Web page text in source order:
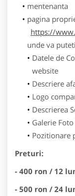
mentenanta
pagina
https://
unde va
Datele de
website
Descriere
Logo
Descrierea
Galerie Foto
Pozitionare
Preturi:
- 400 ron / 12
- 500 ron / 24